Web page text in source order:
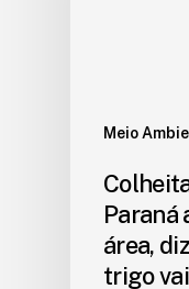
Meio
Paraná
área,
trigo